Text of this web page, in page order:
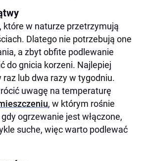
które w naturze przetrzymują
Dlatego nie potrzebują one
a zbyt obfite podlewanie
do gnicia korzeni. Najlepiej
lub dwa razy w tygodniu.
uwagę na temperaturę
, w którym rośnie
ogrzewanie jest włączone,
suche, więc warto podlewać